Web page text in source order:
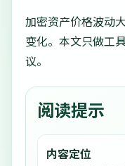
加密资产价格波动
变化。本文只做工
议。
阅读提示
内容定位